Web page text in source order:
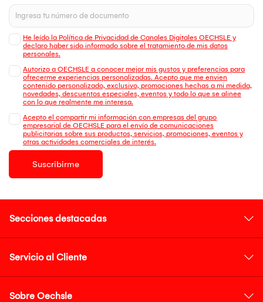
He leído la Política de Privacidad de Canales Digitales OECHSLE y
declaro haber sido informado sobre el tratamiento de mis datos
personales.
Autorizo a OECHSLE a conocer mejor mis gustos y preferencias para
ofrecerme experiencias personalizadas. Acepto que me envien
contenido personalizado, exclusivo, promociones hechas a mi medida,
novedades, descuentos especiales, eventos y todo lo que se alinee
con lo que realmente me interesa.
Acepto el compartir mi información con empresas del grupo
empresarial de OECHSLE para el envío de comunicaciones
publicitarias sobre sus productos, servicios, promociones, eventos y
otras actividades comerciales de interés.
Suscribirme
Secciones destacadas
Servicio al Cliente
Sobre Oechsle